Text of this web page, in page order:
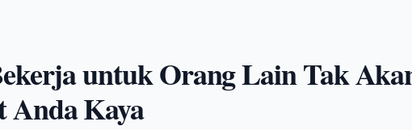
untuk Orang Lain Tak
Anda Kaya